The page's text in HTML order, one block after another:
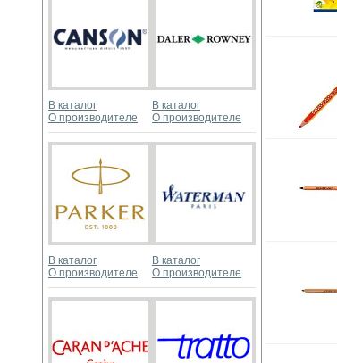
В каталог
О производителе
В каталог
О производителе
В каталог
О производителе
В каталог
О производителе